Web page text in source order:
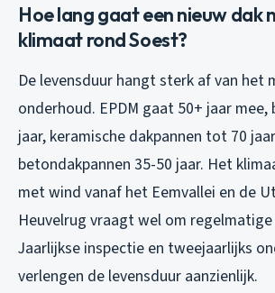
Hoe lang gaat een nieuw dak
klimaat rond Soest?
De levensduur hangt sterk af van het
onderhoud. EPDM gaat 50+ jaar mee,
jaar, keramische dakpannen tot 70
betondakpannen 35-50 jaar. Het
met wind vanaf het Eemvallei en de
Heuvelrug vraagt wel om
Jaarlijkse inspectie en tweejaarlijks
verlengen de levensduur aanzienlijk.